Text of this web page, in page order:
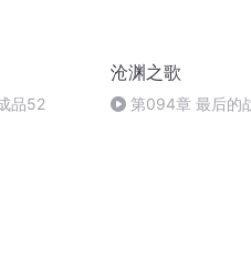
品52
沧渊之歌
第094章 最后的